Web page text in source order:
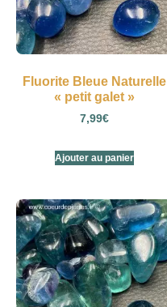
Fluorite Bleue Naturelle
« petit galet »
7,99€
Ajouter au panier